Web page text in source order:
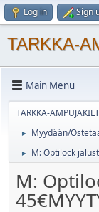
Log in Sign
TARKKA-
Main Menu
TARKKA-
► Myydään/
► M: Optilock
M: